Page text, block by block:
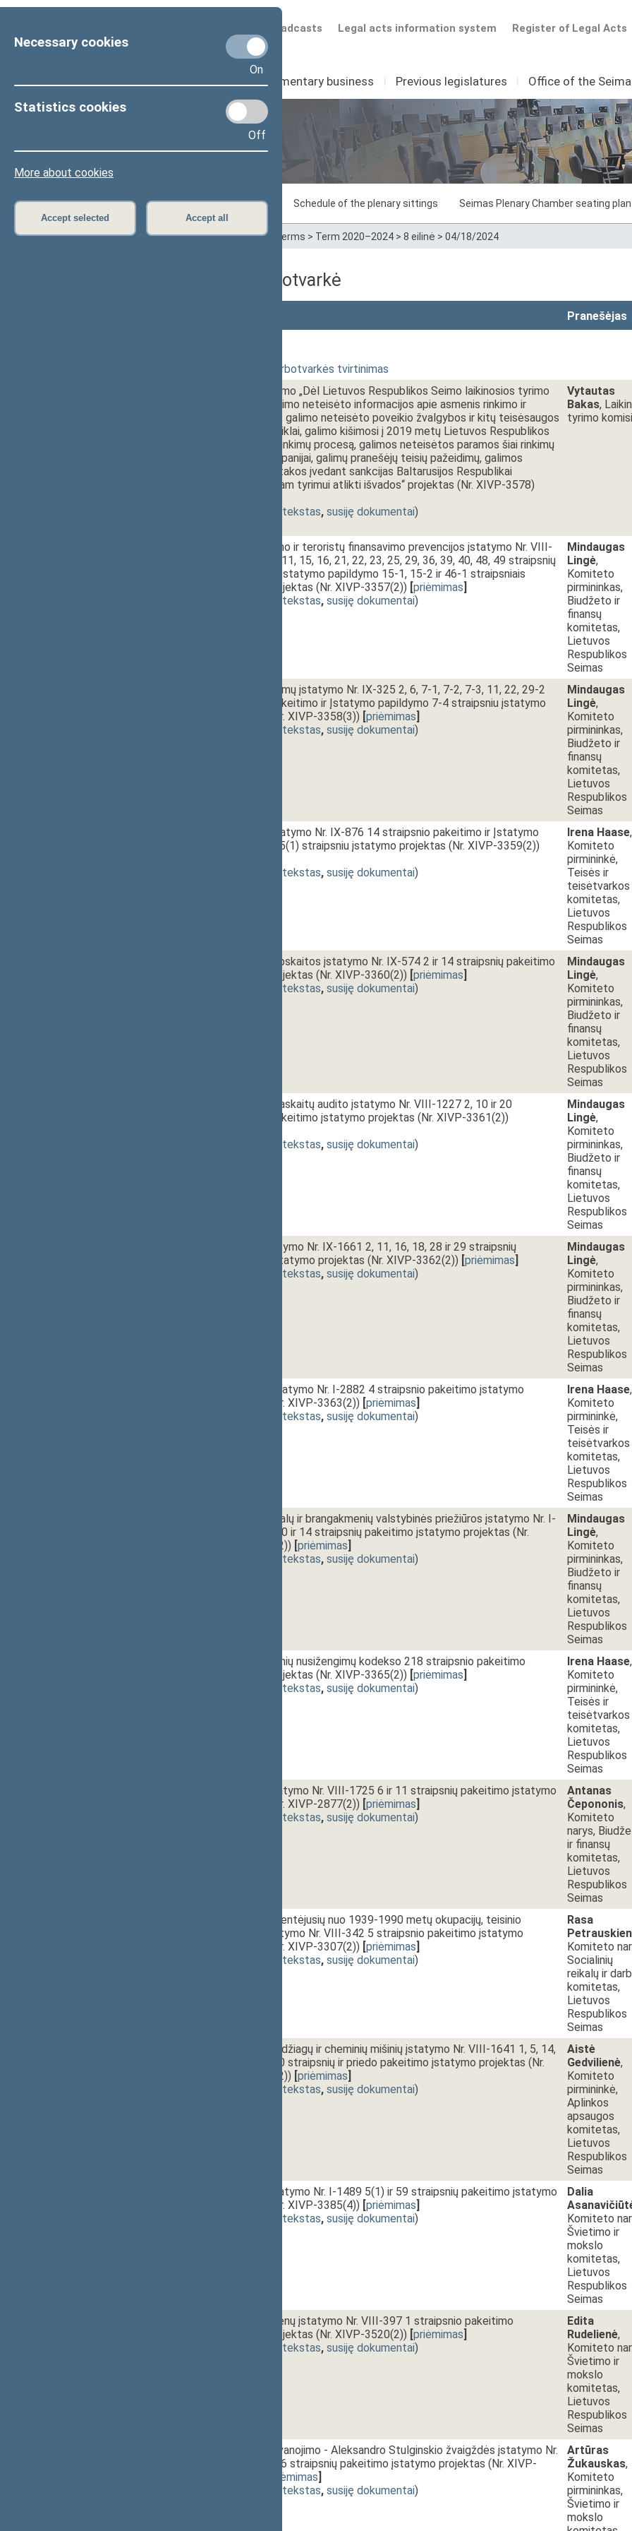
Necessary cookies
On
Statistics cookies
Off
More about cookies
Accept selected Accept all
Register of Legal Acts
Legal acts information system
Scheduled broadcasts
Seimas I Parliamentary business I Previous legislatures I Office of the
Sitting in progress Plenary sittings Schedule of the plenary sittings Seimas Plenary Chamber seating plan
Home>Plenary sittings>Parliamentary terms > Term 2020–2024 > 8 eilinė > 04/18/2024
04/18/2024 dienos darbotvarkė
Pranešėjas
Posėdžio darbotvarkės tvirtinimas
Seimo nutarimo „Dėl Lietuvos Respublikos Seimo laikinosios tyrimo
komisijos galimo neteisėto informacijos apie asmenis rinkimo ir
panaudojimo, galimo neteisėto poveikio žvalgybos ir kitų teisėsaugos
institucijų veiklai, galimo kišimosi į 2019 metų Lietuvos Respublikos
Prezidento rinkimų procesą, galimos neteisėtos paramos šiai rinkimų
politinei kampanijai, galimų pranešėjų teisių pažeidimų, galimos
neteisėtos įtakos įvedant sankcijas Baltarusijos Respublikai
parlamentiniam tyrimui atlikti išvados“ projektas (Nr. XIVP-3578)
dokumento tekstas, susiję dokumentai)
Vytautas
Bakas,
tyrimo
Pinigų plovimo ir teroristų finansavimo prevencijos įstatymo Nr. VIII-
275 2, 9, 10, 11, 15, 16, 21, 22, 23, 25, 29, 36, 39, 40, 48, 49 straipsnių
pakeitimo ir Įstatymo papildymo 15-1, 15-2 ir 46-1 straipsniais
įstatymo projektas (Nr. XIVP-3357(2)) [priėmimas]
dokumento tekstas, susiję dokumentai)
Mindaugas
Lingė,
Komiteto
pirmininkas,
Biudžeto ir
finansų
komitetas,
Lietuvos
Respublikos
Seimas
Azartinių lošimų įstatymo Nr. IX-325 2, 6, 7-1, 7-2, 7-3, 11, 22, 29-2
straipsnių pakeitimo ir Įstatymo papildymo 7-4 straipsniu įstatymo
projektas (Nr. XIVP-3358(3)) [priėmimas]
dokumento tekstas, susiję dokumentai)
Mindaugas
Lingė,
Komiteto
pirmininkas,
Biudžeto ir
finansų
komitetas,
Lietuvos
Respublikos
Seimas
Antstolių įstatymo Nr. IX-876 14 straipsnio pakeitimo ir Įstatymo
papildymo 15(1) straipsniu įstatymo projektas (Nr. XIVP-3359(2))
dokumento tekstas, susiję dokumentai)
Irena Haase,
Komiteto
pirmininkė,
Teisės ir
teisėtvarkos
komitetas,
Lietuvos
Respublikos
Seimas
Finansinės apskaitos įstatymo Nr. IX-574 2 ir 14 straipsnių pakeitimo
įstatymo projektas (Nr. XIVP-3360(2)) [priėmimas]
dokumento tekstas, susiję dokumentai)
Mindaugas
Lingė,
Komiteto
pirmininkas,
Biudžeto ir
finansų
komitetas,
Lietuvos
Respublikos
Seimas
Finansinių ataskaitų audito įstatymo Nr. VIII-1227 2, 10 ir 20
straipsnių pakeitimo įstatymo projektas (Nr. XIVP-3361(2))
dokumento tekstas, susiję dokumentai)
Mindaugas
Lingė,
Komiteto
pirmininkas,
Biudžeto ir
finansų
komitetas,
Lietuvos
Respublikos
Seimas
Loterijų įstatymo Nr. IX-1661 2, 11, 16, 18, 28 ir 29 straipsnių
pakeitimo įstatymo projektas (Nr. XIVP-3362(2)) [priėmimas]
dokumento tekstas, susiję dokumentai)
Mindaugas
Lingė,
Komiteto
pirmininkas,
Biudžeto ir
finansų
komitetas,
Lietuvos
Respublikos
Seimas
Notariato įstatymo Nr. I-2882 4 straipsnio pakeitimo įstatymo
projektas (Nr. XIVP-3363(2)) [priėmimas]
dokumento tekstas, susiję dokumentai)
Irena Haase,
Komiteto
pirmininkė,
Teisės ir
teisėtvarkos
komitetas,
Lietuvos
Respublikos
Seimas
Tauriųjų metalų ir brangakmenių valstybinės priežiūros įstatymo Nr. I-
996 2, 8, 9, 10 ir 14 straipsnių pakeitimo įstatymo projektas (Nr.
XIVP-3364(2)) [priėmimas]
dokumento tekstas, susiję dokumentai)
Mindaugas
Lingė,
Komiteto
pirmininkas,
Biudžeto ir
finansų
komitetas,
Lietuvos
Respublikos
Seimas
Administracinių nusižengimų kodekso 218 straipsnio pakeitimo
įstatymo projektas (Nr. XIVP-3365(2)) [priėmimas]
dokumento tekstas, susiję dokumentai)
Irena Haase,
Komiteto
pirmininkė,
Teisės ir
teisėtvarkos
komitetas,
Lietuvos
Respublikos
Seimas
Rinkliavų įstatymo Nr. VIII-1725 6 ir 11 straipsnių pakeitimo įstatymo
projektas (Nr. XIVP-2877(2)) [priėmimas]
dokumento tekstas, susiję dokumentai)
Antanas
Čepononis,
Komiteto
narys,
ir finansų
komitetas,
Lietuvos
Respublikos
Seimas
Asmenų, nukentėjusių nuo 1939-1990 metų okupacijų, teisinio
statuso įstatymo Nr. VIII-342 5 straipsnio pakeitimo įstatymo
projektas (Nr. XIVP-3307(2)) [priėmimas]
dokumento tekstas, susiję dokumentai)
Rasa
Komiteto
Socialinių
reikalų ir
komitetas,
Lietuvos
Respublikos
Seimas
Cheminių medžiagų ir cheminių mišinių įstatymo Nr. VIII-1641 1, 5, 14,
15, 17, 19, 20 straipsnių ir priedo pakeitimo įstatymo projektas (Nr.
XIVP-3490(2)) [priėmimas]
dokumento tekstas, susiję dokumentai)
Aistė
Gedvilienė,
Komiteto
pirmininkė,
Aplinkos
apsaugos
komitetas,
Lietuvos
Respublikos
Seimas
Švietimo įstatymo Nr. I-1489 5(1) ir 59 straipsnių pakeitimo įstatymo
projektas (Nr. XIVP-3385(4)) [priėmimas]
dokumento tekstas, susiję dokumentai)
Dalia
Komiteto
Švietimo ir
mokslo
komitetas,
Lietuvos
Respublikos
Seimas
Atmintinų dienų įstatymo Nr. VIII-397 1 straipsnio pakeitimo
įstatymo projektas (Nr. XIVP-3520(2)) [priėmimas]
dokumento tekstas, susiję dokumentai)
Edita
Rudelienė,
Komiteto
Švietimo ir
mokslo
komitetas,
Lietuvos
Respublikos
Seimas
Seimo apdovanojimo - Aleksandro Stulginskio žvaigždės įstatymo Nr.
XIV-117 2 ir 6 straipsnių pakeitimo įstatymo projektas (Nr. XIVP-
priėmimas]
dokumento tekstas, susiję dokumentai)
Artūras
Žukauskas,
Komiteto
pirmininkas,
Švietimo ir
mokslo